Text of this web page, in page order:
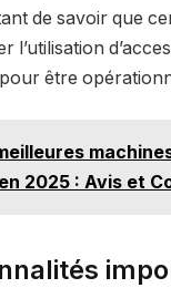
de savoir que
l’utilisation
être
2025 : Avis et